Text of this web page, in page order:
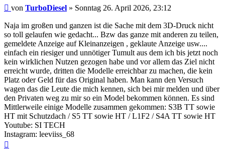
Beitrag
von TurboDiesel » Sonntag 26. April 2026, 23:12
Naja im großen und ganzen ist die Sache mit dem 3D-Druck nicht
so toll gelaufen wie gedacht... Bzw das ganze mit anderen zu teilen,
gemeldete Anzeige auf Kleinanzeigen , geklaute Anzeige usw....
einfach ein riesiger und unnötiger Tumult aus dem ich bis jetzt noch
kein wirklichen Nutzen gezogen habe und vor allem das Ziel nicht
erreicht wurde, dritten die Modelle erreichbar zu machen, die kein
Platz oder Geld für das Original haben. Man kann den Versuch
wagen das die Leute die mich kennen, sich bei mir melden und über
den Privaten weg zu mir so ein Model bekommen können. Es sind
Mittlerweile einige Modelle zusammen gekommen: S3B TT sowie
HT mit Schutzdach / S5 TT sowie HT / L1F2 / S4A TT sowie HT
Youtube: SI TECH
Instagram: leeviiss_68